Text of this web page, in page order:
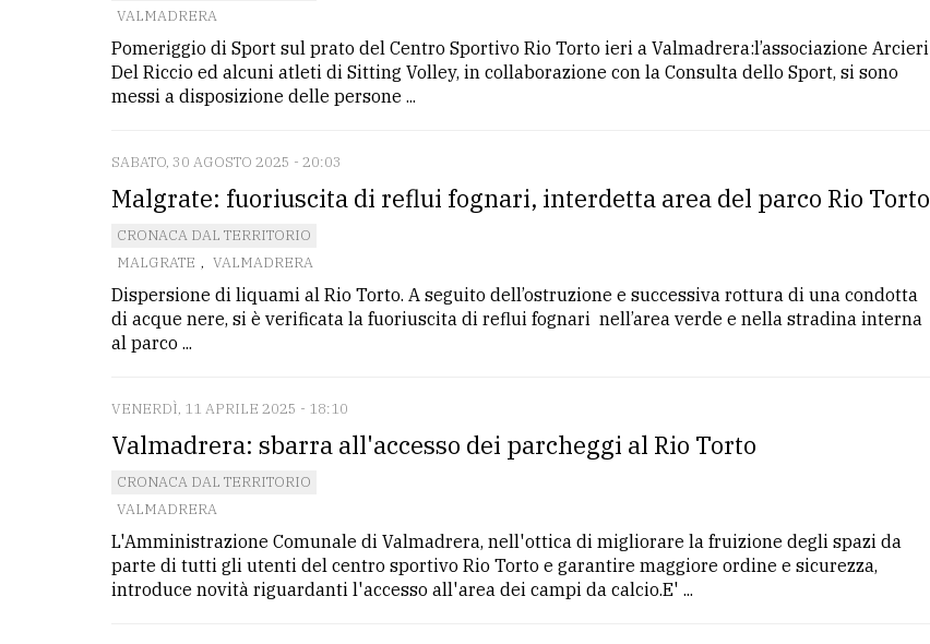
VALMADRERA
Pomeriggio di Sport sul prato del Centro Sportivo Rio Torto ieri a Valmadrera:l’associazione Arcieri
Del Riccio ed alcuni atleti di Sitting Volley, in collaborazione con la Consulta dello Sport, si sono
messi a disposizione delle persone ...
SABATO, 30 AGOSTO 2025 - 20:03
Malgrate: fuoriuscita di reflui fognari, interdetta area del parco Rio Torto
CRONACA DAL TERRITORIO
MALGRATE , VALMADRERA
Dispersione di liquami al Rio Torto. A seguito dell’ostruzione e successiva rottura di una condotta
di acque nere, si è verificata la fuoriuscita di reflui fognari nell’area verde e nella stradina interna
al parco ...
VENERDÌ, 11 APRILE 2025 - 18:10
Valmadrera: sbarra all'accesso dei parcheggi al Rio Torto
CRONACA DAL TERRITORIO
VALMADRERA
L'Amministrazione Comunale di Valmadrera, nell'ottica di migliorare la fruizione degli spazi da
parte di tutti gli utenti del centro sportivo Rio Torto e garantire maggiore ordine e sicurezza,
introduce novità riguardanti l'accesso all'area dei campi da calcio.E' ...